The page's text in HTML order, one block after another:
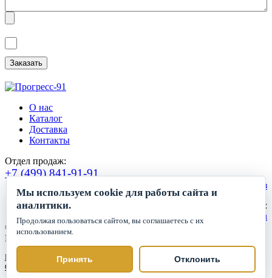
О нас
Каталог
Доставка
Контакты
Отдел продаж:
+7 (499) 841-91-91
Сделать заказ
Круглосуточный прием заявок:
zakaz1@progress91.ru
©2019-2026. ООО «ГК Прогресс»
Все права защищены.
Политика обработки персональных данных
Согласие на обработку персональных данных
Мы используем cookie для работы сайта и
аналитики.
Продолжая пользоваться сайтом, вы соглашаетесь с их
использованием.
Принять Отклонить